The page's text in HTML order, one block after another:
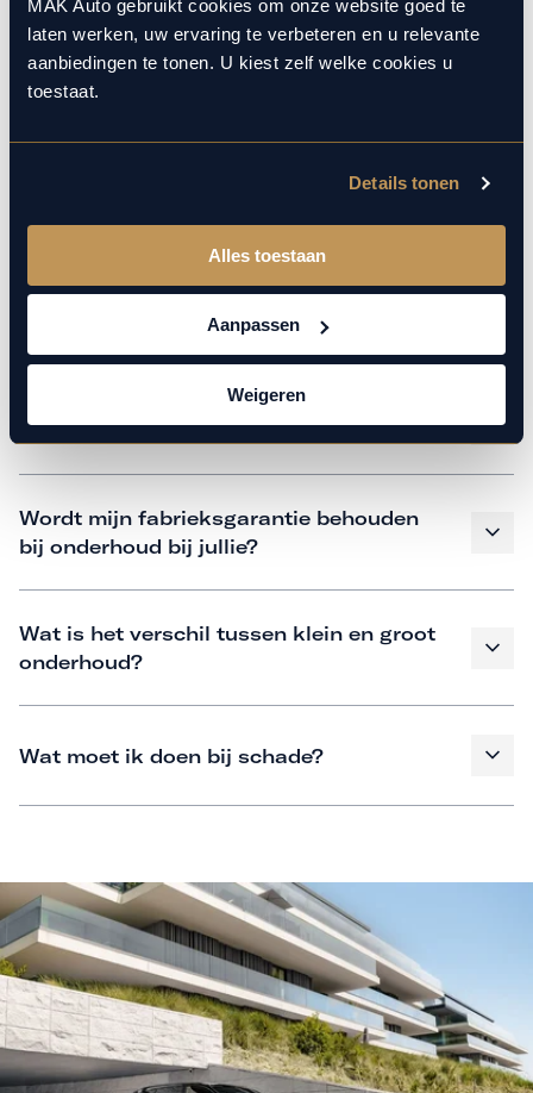
MAK Auto gebruikt cookies om onze website goed te
laten werken, uw ervaring te verbeteren en u relevante
aanbiedingen te tonen. U kiest zelf welke cookies u
toestaat.
Details tonen
Alles toestaan
Aanpassen
Weigeren
verzorgen het onderhoud op hetzelfde niveau als een
merkdealer, met behoud van de fabrieksgarantie. Kom
gerust langs in onze werkplaats voor een APK of een
Hoe weet ik welk onderhoud mijn
auto nodig heeft en wanneer?
Is vervangend vervoer mogelijk?
Wordt mijn fabrieksgarantie behouden
bij onderhoud bij jullie?
Wat is het verschil tussen klein en groot
onderhoud?
Wat moet ik doen bij schade?